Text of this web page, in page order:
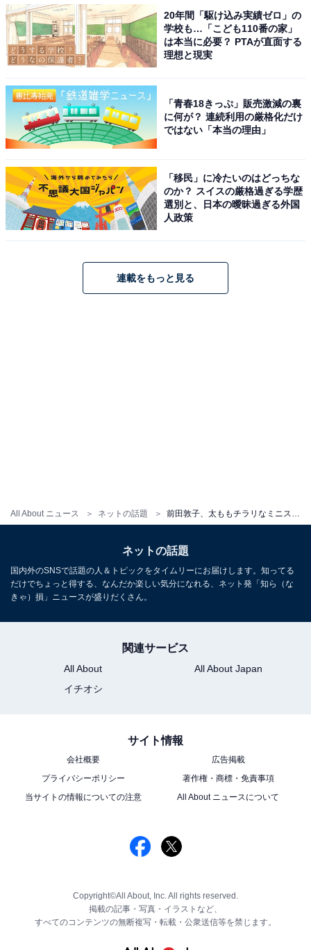
All About ニュース ネットの話題
20年間「駆け込み実績ゼロ」の
学校も…「こども110番の家」
は本当に必要？ PTAが直面する
理想と現実
「青春18きっぷ」販売激減の裏
に何が？ 連続利用の厳格化だけ
ではない「本当の理由」
「移民」に冷たいのはどっちな
のか？ スイスの厳格過ぎる学歴
選別と、日本の曖昧過ぎる外国
人政策
連載をもっと見る
ネットの話題
国内外のSNSで話題の人＆トピックをタイムリーにお届けします。知ってる
だけでちょっと得する、なんだか楽しい気分になれる、ネット発「知ら（な
きゃ）損」ニュースが盛りだくさん。
関連サービス
All About
All About Japan
イチオシ
サイト情報
会社概要
広告掲載
プライバシーポリシー
著作権・商標・免責事項
当サイトの情報についての注意
All About ニュースについて
Copyright©All About, Inc. All rights reserved.
掲載の記事・写真・イラストなど、
すべてのコンテンツの無断複写・転載・公衆送信等を禁じます。